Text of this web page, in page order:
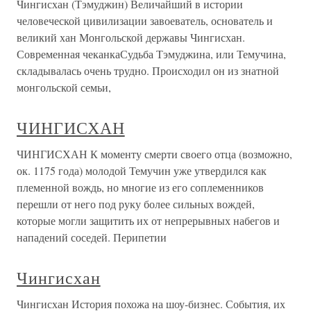
Чингисхан (Тэмуджин) Величайший в истории
человеческой цивилизации завоеватель, основатель и
великий хан Монгольской державы Чингисхан.
Современная чеканкаСудьба Тэмуджина, или Темучина,
складывалась очень трудно. Происходил он из знатной
монгольской семьи,
ЧИНГИСХАН
ЧИНГИСХАН К моменту смерти своего отца (возможно,
ок. 1175 года) молодой Темучин уже утвердился как
племенной вождь, но многие из его соплеменников
перешли от него под руку более сильных вождей,
которые могли защитить их от непрерывных набегов и
нападений соседей. Перипетии
Чингисхан
Чингисхан История похожа на шоу-бизнес. События, их